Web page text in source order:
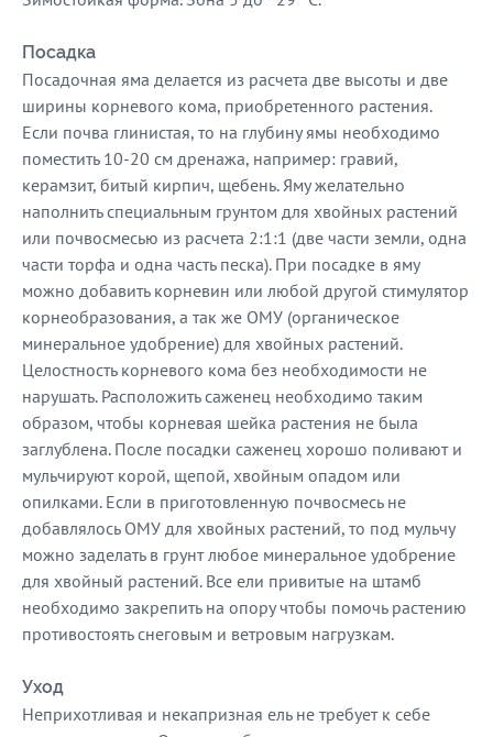
Посадка
Посадочная яма делается из расчета две высоты и две
ширины корневого кома, приобретенного растения.
Если почва глинистая, то на глубину ямы необходимо
поместить 10-20 см дренажа, например: гравий,
керамзит, битый кирпич, щебень. Яму желательно
наполнить специальным грунтом для хвойных растений
или почвосмесью из расчета 2:1:1 (две части земли, одна
части торфа и одна часть песка). При посадке в яму
можно добавить корневин или любой другой стимулятор
корнеобразования, а так же ОМУ (органическое
минеральное удобрение) для хвойных растений.
Целостность корневого кома без необходимости не
нарушать. Расположить саженец необходимо таким
образом, чтобы корневая шейка растения не была
заглублена. После посадки саженец хорошо поливают и
мульчируют корой, щепой, хвойным опадом или
опилками. Если в приготовленную почвосмесь не
добавлялось ОМУ для хвойных растений, то под мульчу
можно заделать в грунт любое минеральное удобрение
для хвойный растений. Все ели привитые на штамб
необходимо закрепить на опору чтобы помочь растению
противостоять снеговым и ветровым нагрузкам.
Уход
Неприхотливая и некапризная ель не требует к себе